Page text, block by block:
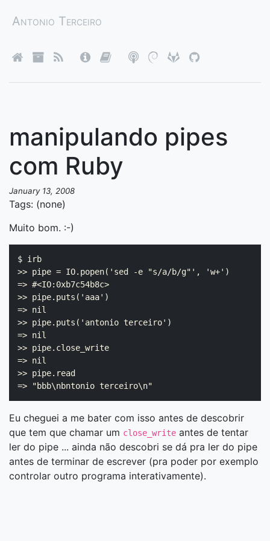
Antonio Terceiro
manipulando pipes
com Ruby
January 13, 2008
Tags: (none)
Muito bom. :-)
$ irb
>> pipe = IO.popen('sed -e "s/a/b/g"', 'w+')
=> #<IO:0xb7c54b8c>
>> pipe.puts('aaa')
=> nil
>> pipe.puts('antonio terceiro')
=> nil
>> pipe.close_write
=> nil
>> pipe.read
Eu cheguei a me bater com isso antes de descobrir
que tem que chamar um close_write antes de tentar
ler do pipe ... ainda não descobri se dá pra ler do pipe
antes de terminar de escrever (pra poder por exemplo
controlar outro programa interativamente).